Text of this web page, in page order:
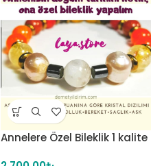
Annelere Özel Bileklik 1 kalite